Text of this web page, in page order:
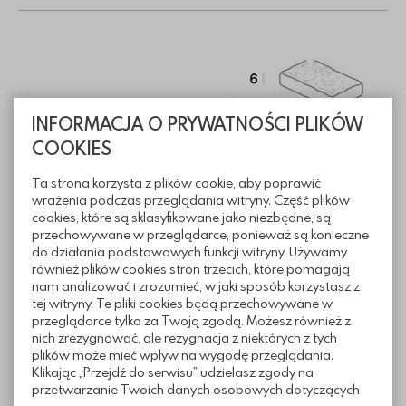
INFORMACJA O PRYWATNOŚCI PLIKÓW
COOKIES
Ta strona korzysta z plików cookie, aby poprawić
wrażenia podczas przeglądania witryny. Część plików
cookies, które są sklasyfikowane jako niezbędne, są
przechowywane w przeglądarce, ponieważ są konieczne
do działania podstawowych funkcji witryny. Używamy
również plików cookies stron trzecich, które pomagają
nam analizować i zrozumieć, w jaki sposób korzystasz z
tej witryny. Te pliki cookies będą przechowywane w
przeglądarce tylko za Twoją zgodą. Możesz również z
nich zrezygnować, ale rezygnacja z niektórych z tych
plików może mieć wpływ na wygodę przeglądania.
Klikając „Przejdź do serwisu” udzielasz zgody na
przetwarzanie Twoich danych osobowych dotyczących
Informacje techniczne